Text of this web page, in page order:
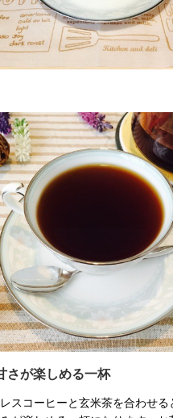
さが楽しめる一杯
スコーヒーと玄米茶を合わせる